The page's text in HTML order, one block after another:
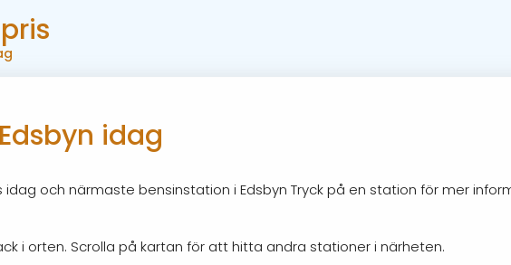
idag
och närmaste bensinstation i Edsbyn Tryck på en station för mer
i orten. Scrolla på kartan för att hitta andra stationer i närheten.